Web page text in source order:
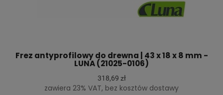
Frez antyprofilowy do drewna | 43 x 18 x 8 mm -
LUNA (21025-0106)
318,69 zł
zawiera 23% VAT, bez kosztów dostawy